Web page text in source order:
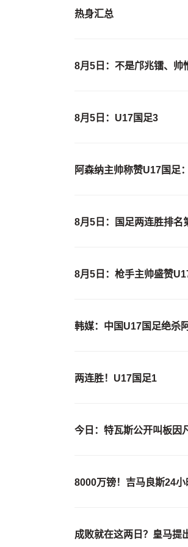
热身汇总
8月5日：不是邝兆镭、帅
8月5日：U17国足3
阿森纳主帅称赞U17国足
8月5日：国足两连胜排名
8月5日：枪手主帅盛赞
韩媒：中国U17国足绝杀
两连胜！U17国足1
今日：特瓦斯公开叫板因
8000万镑！吉马良斯24
成败就在这两日？皇马提